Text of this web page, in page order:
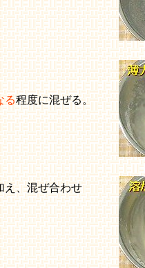
る程度に混ぜる。
え、混ぜ合わせ